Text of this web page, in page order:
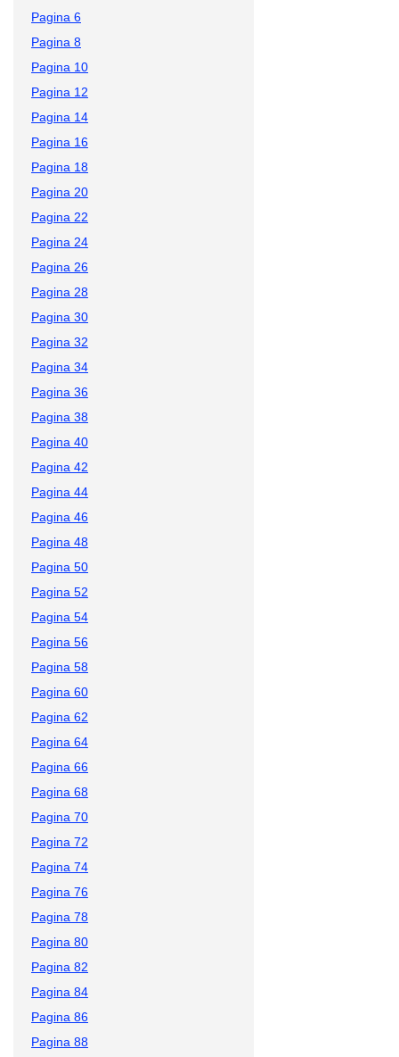
Pagina 6
Pagina 8
Pagina 10
Pagina 12
Pagina 14
Pagina 16
Pagina 18
Pagina 20
Pagina 22
Pagina 24
Pagina 26
Pagina 28
Pagina 30
Pagina 32
Pagina 34
Pagina 36
Pagina 38
Pagina 40
Pagina 42
Pagina 44
Pagina 46
Pagina 48
Pagina 50
Pagina 52
Pagina 54
Pagina 56
Pagina 58
Pagina 60
Pagina 62
Pagina 64
Pagina 66
Pagina 68
Pagina 70
Pagina 72
Pagina 74
Pagina 76
Pagina 78
Pagina 80
Pagina 82
Pagina 84
Pagina 86
Pagina 88